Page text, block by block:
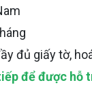
đủ giấy tờ,
để được hỗ